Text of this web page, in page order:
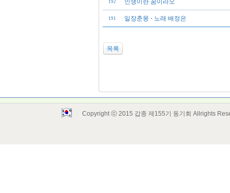
192 인생이란 꿈이라오
191 일장춘몽 - 노래 배정은
목록
Copyright ⓒ 2015 갑종 제155기 동기회 Allrights